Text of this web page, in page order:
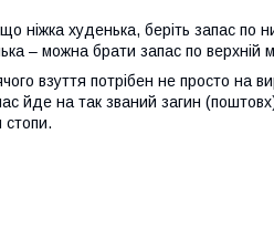
ніжка худенька, беріть запас по
– можна брати запас по верхній
взуття потрібен не просто на
йде на так званий загин
стопи.